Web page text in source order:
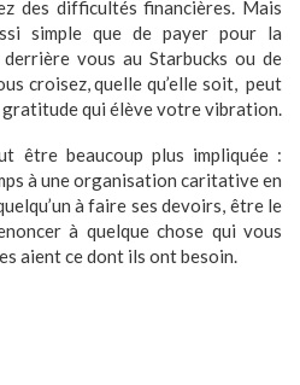
des difficultés financières. Mais
simple que de payer pour la
vous au Starbucks ou de
croisez, quelle qu’elle soit, peut
gratitude qui élève votre vibration.
être beaucoup plus impliquée :
à une organisation caritative en
à faire ses devoirs, être le
à quelque chose qui vous
aient ce dont ils ont besoin.